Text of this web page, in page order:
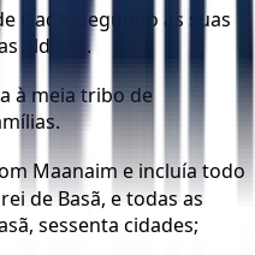
Gade, segundo as suas
aldeias.
à meia tribo de
Maanaim e incluía todo
de Basã, e todas as
sessenta cidades;